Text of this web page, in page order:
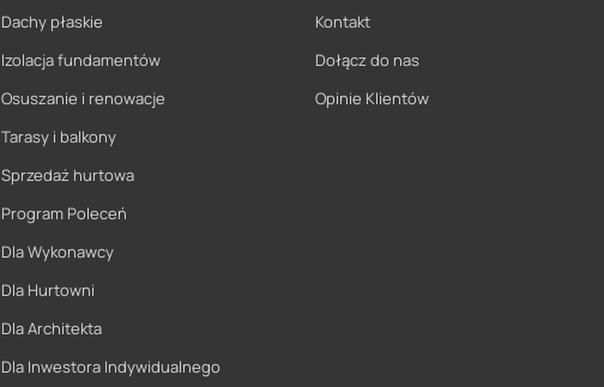
Dachy płaskie
Izolacja fundamentów
Osuszanie i renowacje
Tarasy i balkony
Sprzedaż hurtowa
Program Poleceń
Dla Wykonawcy
Dla Hurtowni
Dla Architekta
Dla Inwestora Indywidualnego
Kontakt
Dołącz do nas
Opinie Klientów